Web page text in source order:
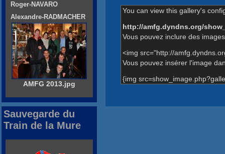
You can view this gallery's
http://amfg.dyndns.org/
Vous pouvez inclure des
<img src="http://
Vous pouvez insérer l'image
{img
Roger-NAVARO
Alexandre-RADMACHER
AMFG 2013.jpg
Sauvegarde du
Train de la Mure